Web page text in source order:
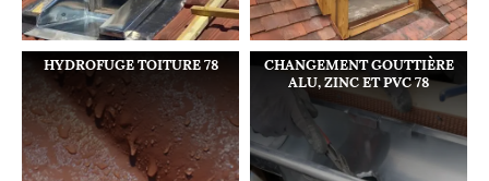
HYDROFUGE TOITURE 78
CHANGEMENT GOUTTIÈRE
ALU, ZINC ET PVC 78